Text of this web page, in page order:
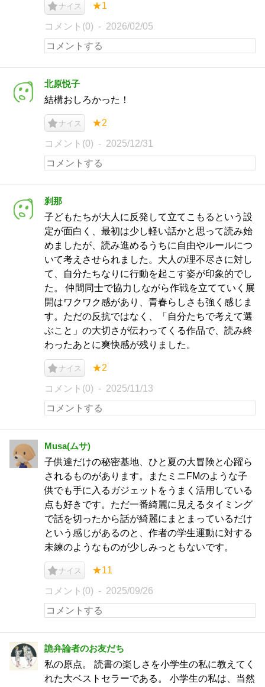
ナイス ★1
コメント(0) 2026/02/05
北原悦子
結構おしろかった！
ナイス ★2
コメント(0) 2025/12/31
刹那
子どもたちが大人に反発して立てこもるという設
定が面白く、最初は少し軽い話かと思って読み始
めましたが、読み進めるうちに自由やルールにつ
いて考えさせられました。大人の理不尽さに対し
て、自分たちなりに行動を起こす姿が印象的でし
た。 仲間同士で協力しながら作戦を立てていく展
開はワクワク感があり、青春らしさも強く感じま
す。ただの反抗ではなく、「自分たちで考えて選
ぶこと」の大切さが伝わってくる作品で、読み終
わったあとに爽快感が残りました。
ナイス ★2
コメント(0) 2025/11/13
Musa(ムサ)
子供達だけの秘密基地、ひと夏の大冒険と心躍ら
されるものがあります。またミニFMのような子
供でも手に入るガジェットをうまく活用している
点も好きです。ただ一番綺麗に見えるタイミング
で話を切ったから話が綺麗にまとまっているだけ
という感じがあるのと、作者の学生運動に対する
未練のようなものが少しみっともないです。
ナイス ★11
コメント(0) 2025/09/26
詭弁論者のお友だち
私の原点。 読書の楽しさを小学生の私に教えてく
れた大ベストセラーである。 小学生の私は、当然